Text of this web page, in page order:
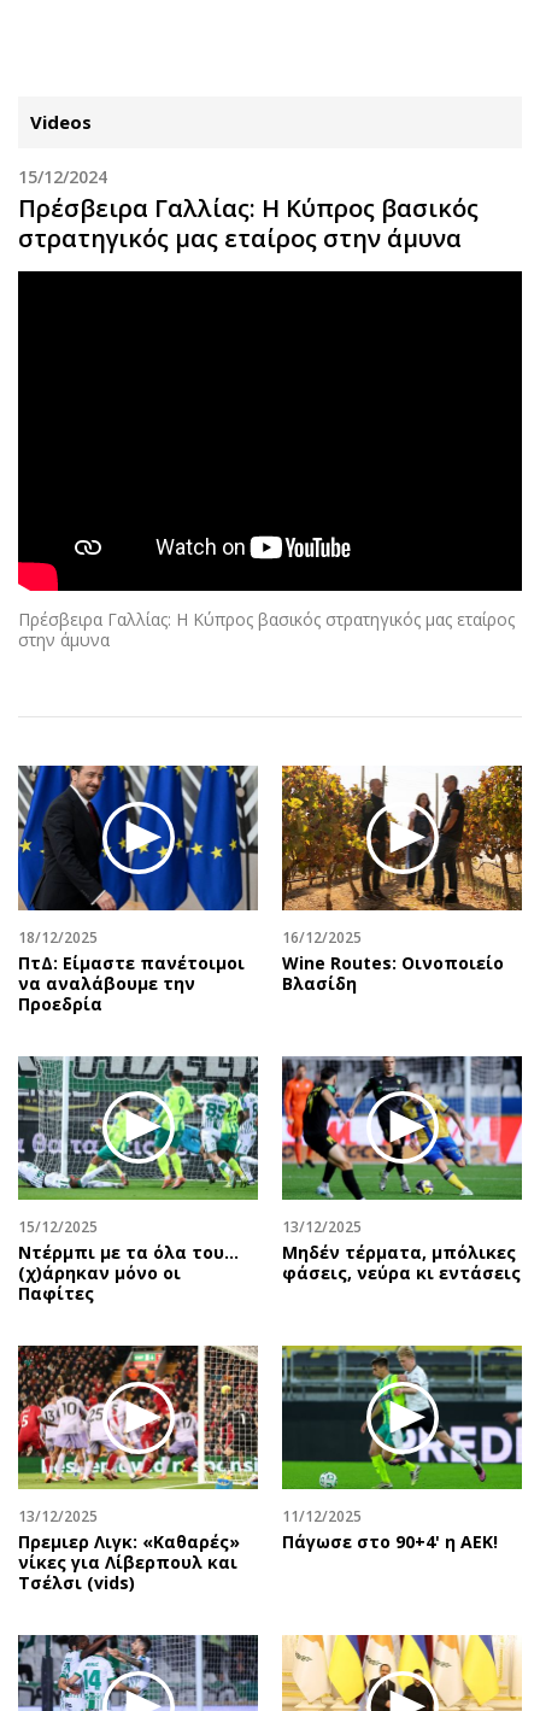
ΚΑΤΗΓΟΡΙΕΣ ΣΥΝΔΕΣΗ
Κύπρος
Αθλητισμός
Κύπρος
Ελλάδα
Οικονομία
Real Estate
Επιχειρήσεις
Αγορές
Money Review
AstroBank Properties
Trends
Ενέργεια
Ναυτιλία
Περιβάλλον
Ελλάδα
Κόσμος
Παράξενα
Πολιτισμός
Σινεμά
Θέατρο-Χορός
Εικαστικά
Βιβλίο
Χειρόγραφα
Απόψεις
Geek
Νέα
Κινητά-tablets
Πολιτική
Οικονομία
Γενικά
Αναδρομές
Πρόσωπα
Περιβάλλον
Good Life
Showbiz
Ταξίδια
Συνταγές
Έξοδος
Media
Εκπομπές
Wine routes
Προσφορές
Προσωπικότητες στην ''Κ''
Επιστολές
Videos
15/12/2024
Πρέσβειρα Γαλλίας: Η Κύπρος βασικός
στρατηγικός μας εταίρος στην άμυνα
Πρέσβειρα Γαλλίας: Η Κύπρος βασικός στρατηγικός μας εταίρος
στην άμυνα
18/12/2025
ΠτΔ: Είμαστε πανέτοιμοι
να αναλάβουμε την
Προεδρία
16/12/2025
Wine Routes: Οινοποιείο
Βλασίδη
15/12/2025
Ντέρμπι με τα όλα του…
(χ)άρηκαν μόνο οι
Παφίτες
13/12/2025
Μηδέν τέρματα, μπόλικες
φάσεις, νεύρα κι εντάσεις
13/12/2025
Πρεμιερ Λιγκ: «Καθαρές»
νίκες για Λίβερπουλ και
Τσέλσι (vids)
11/12/2025
Πάγωσε στο 90+4' η ΑΕΚ!